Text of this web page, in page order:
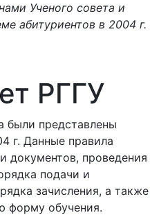
Ученого совета и
абитуриентов в 2004 г.
РГГУ
были представлены
г. Данные правила
документов, проведения
подачи и
зачисления, а также
форму обучения.